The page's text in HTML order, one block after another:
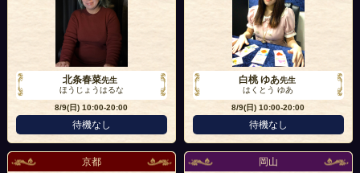
北条春菜先生
ほうじょうはるな
8/9(日)10:00-20:00
待機なし
白桃 ゆあ先生
はくとう ゆあ
8/9(日)10:00-20:00
待機なし
京都 岡山